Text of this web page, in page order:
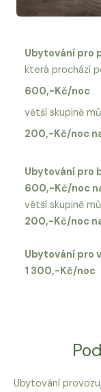
Ubytování pro
která prochází
600,-Kč/noc
větší skupině
200,-Kč/noc
Ubytování pro
600,-Kč/noc
větší skupině
200,-Kč/noc
Ubytování pro
1 300,-Kč/noc
Ubytování